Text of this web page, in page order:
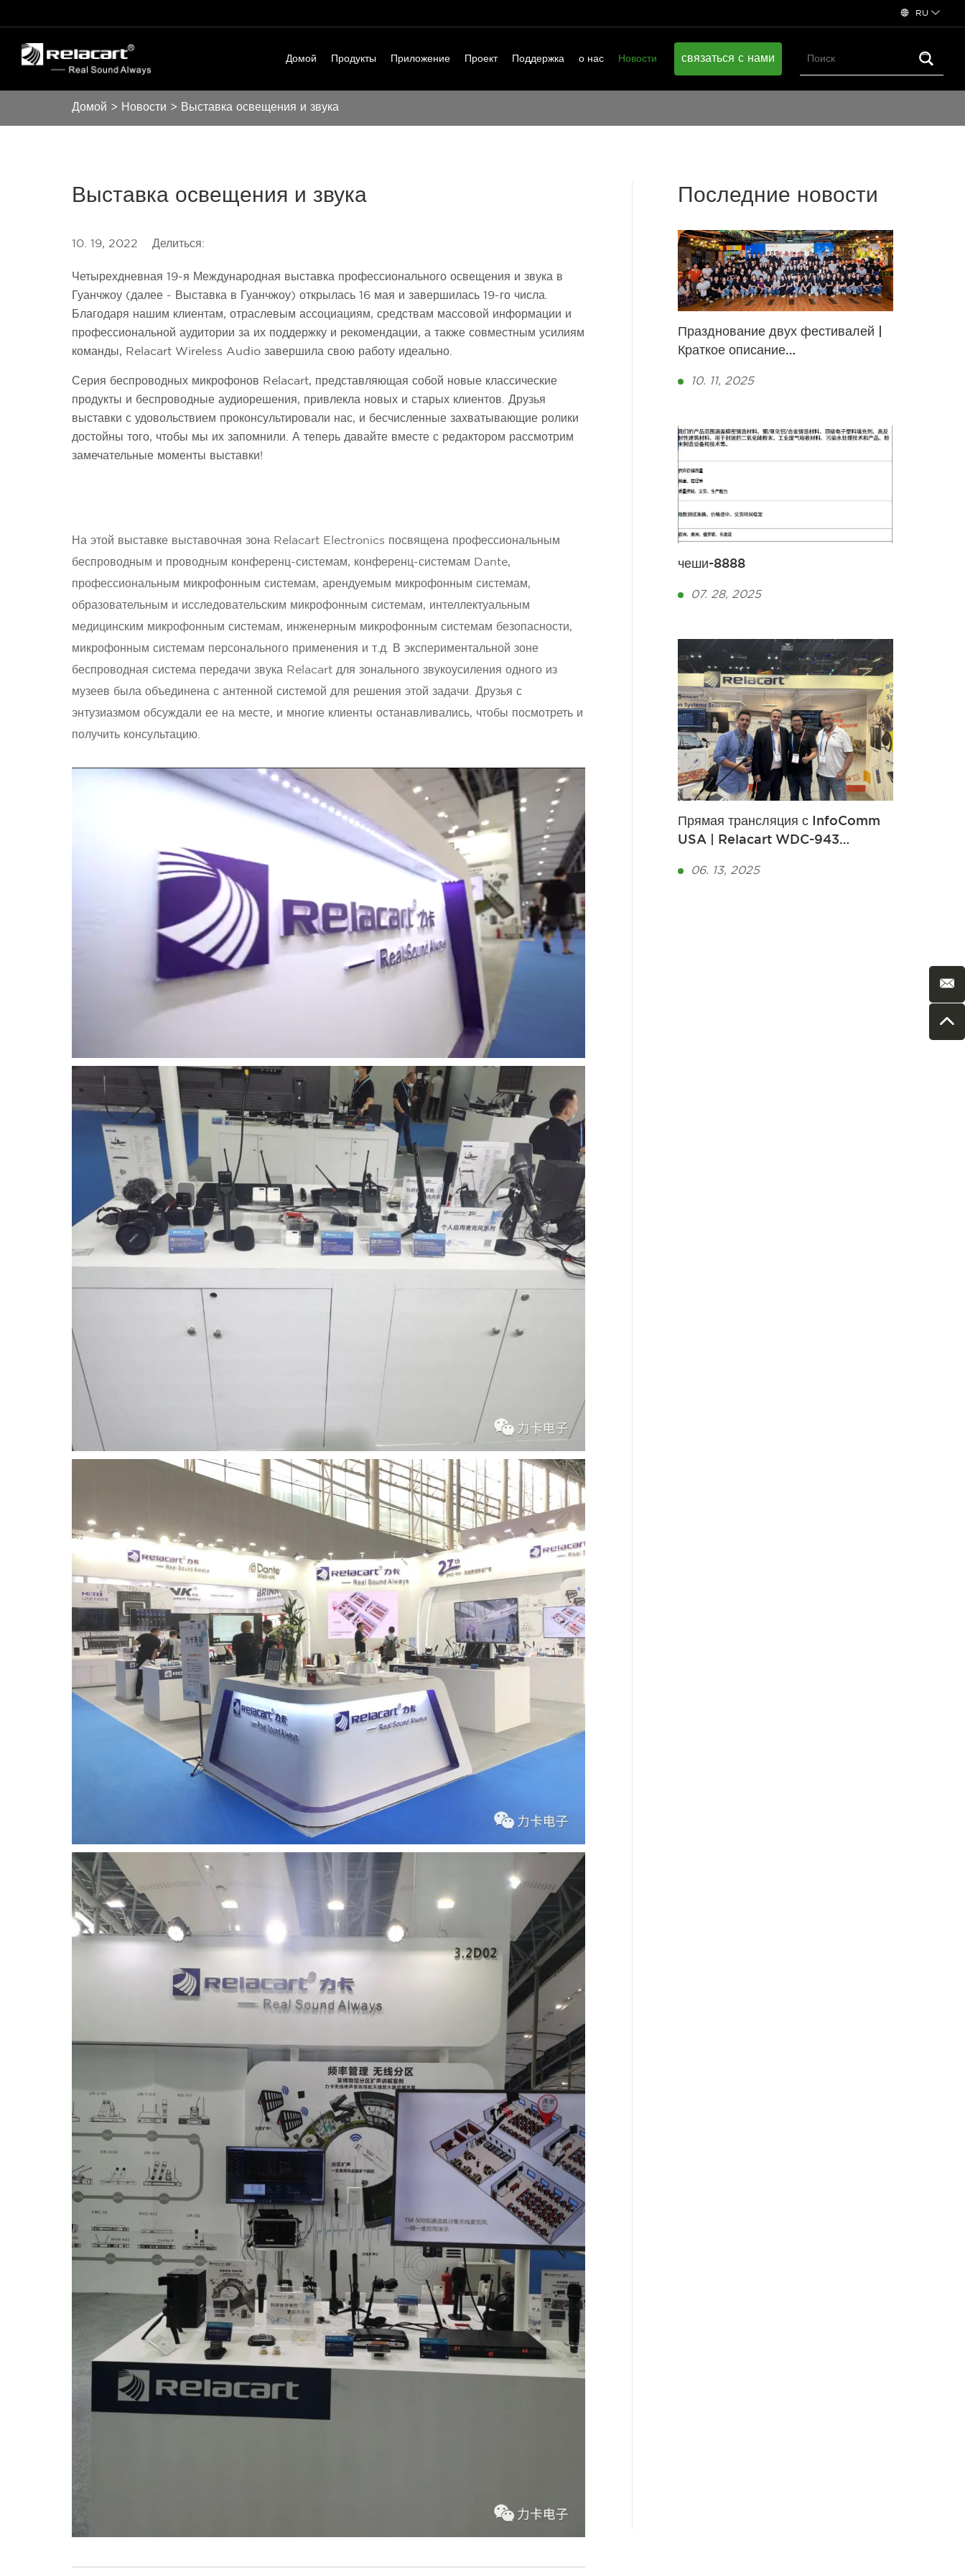
RU
Домой Продукты Приложение Проект Поддержка о нас Новости связаться с нами
Домой > Новости > Выставка освещения и звука
Выставка освещения и звука
10. 19, 2022 Делиться:
Четырехдневная 19-я Международная выставка профессионального освещения и звука в
Гуанчжоу (далее - Выставка в Гуанчжоу) открылась 16 мая и завершилась 19-го числа.
Благодаря нашим клиентам, отраслевым ассоциациям, средствам массовой информации и
профессиональной аудитории за их поддержку и рекомендации, а также совместным усилиям
команды, Relacart Wireless Audio завершила свою работу идеально.
Серия беспроводных микрофонов Relacart, представляющая собой новые классические
продукты и беспроводные аудиорешения, привлекла новых и старых клиентов. Друзья
выставки с удовольствием проконсультировали нас, и бесчисленные захватывающие ролики
достойны того, чтобы мы их запомнили. А теперь давайте вместе с редактором рассмотрим
замечательные моменты выставки!
На этой выставке выставочная зона Relacart Electronics посвящена профессиональным
беспроводным и проводным конференц-системам, конференц-системам Dante,
профессиональным микрофонным системам, арендуемым микрофонным системам,
образовательным и исследовательским микрофонным системам, интеллектуальным
медицинским микрофонным системам, инженерным микрофонным системам безопасности,
микрофонным системам персонального применения и т.д. В экспериментальной зоне
беспроводная система передачи звука Relacart для зонального звукоусиления одного из
музеев была объединена с антенной системой для решения этой задачи. Друзья с
энтузиазмом обсуждали ее на месте, и многие клиенты останавливались, чтобы посмотреть и
получить консультацию.
Последние новости
Празднование двух фестивалей |
Краткое описание
Relacart: Национальный день и
10. 11, 2025
чеши-8888
07. 28, 2025
Прямая трансляция с InfoComm
USA | Relacart WDC-943
обеспечивая проведение
06. 13, 2025